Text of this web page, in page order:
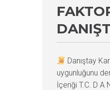
Danıştay
uygunluğunu
İçeriği T.C. D A